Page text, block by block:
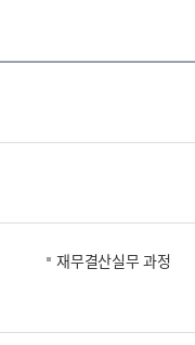
재무결산실무 과정